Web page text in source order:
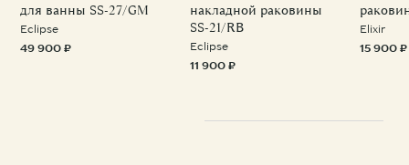
для ванны SS-27/GM
Eclipse
49 900 ₽
накладной раковины
SS-21/RB
Eclipse
11 900 ₽
Elixir
15 900 ₽